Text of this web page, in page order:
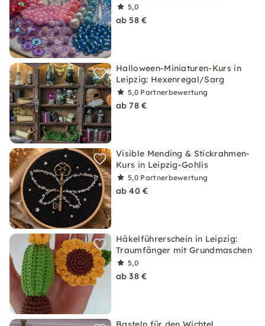
5,0
ab 58 €
Halloween-Miniaturen-Kurs in
Leipzig: Hexenregal/Sarg
5,0 Partnerbewertung
ab 78 €
Visible Mending & Stickrahmen-
Kurs in Leipzig-Gohlis
5,0 Partnerbewertung
ab 40 €
Häkelführerschein in Leipzig:
Traumfänger mit Grundmaschen
5,0
ab 38 €